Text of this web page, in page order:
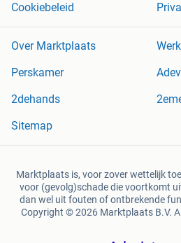
Cookiebeleid
Over Marktplaats
Perskamer
2dehands
Sitemap
Marktplaats is, voor zover wettelijk
voor (gevolg)schade die voortkomt
dan wel uit fouten of ontbrekende
Copyright © 2026 Marktplaats B.V.